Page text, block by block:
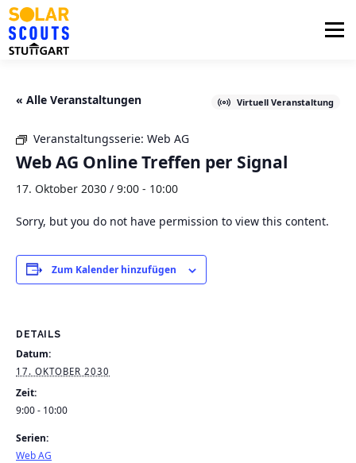
Zum
Inhalt
springen
Menü
« Alle Veranstaltungen Virtuell Veranstaltung
Veranstaltungsserie: Web AG
Web AG Online Treffen per Signal
17. Oktober 2030 / 9:00 - 10:00
Sorry, but you do not have permission to view this content.
Zum Kalender hinzufügen
DETAILS
Datum:
17. OKTOBER 2030
Zeit:
9:00 - 10:00
Serien:
Web AG